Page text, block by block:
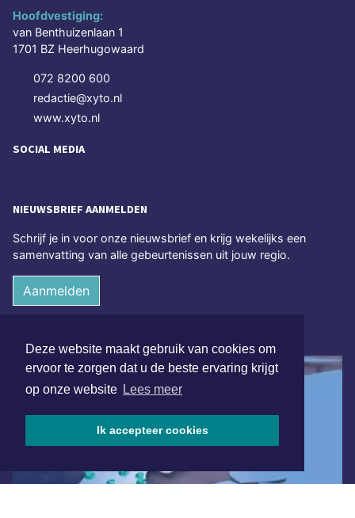
Deze website maakt gebruik van cookies om
ervoor te zorgen dat u de beste ervaring krijgt
op onze website Lees meer
Ik accepteer cookies
Hoofdvestiging:
van Benthuizenlaan 1
1701 BZ Heerhugowaard
072 8200 600
redactie@xyto.nl
www.xyto.nl
SOCIAL MEDIA
NIEUWSBRIEF AANMELDEN
Schrijf je in voor onze nieuwsbrief en krijg wekelijks een
samenvatting van alle gebeurtenissen uit jouw regio.
Aanmelden